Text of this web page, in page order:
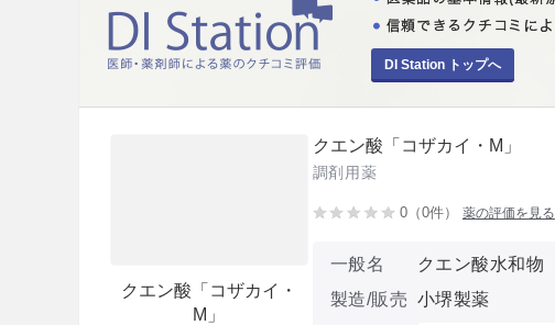
DI Station トップへ
クエン酸「コザカイ・
M」
クエン酸「コザカイ・M」
調剤用薬
0（0件） 薬の評価を見る
一般名
クエン酸水和物
製造/販売 小堺製薬